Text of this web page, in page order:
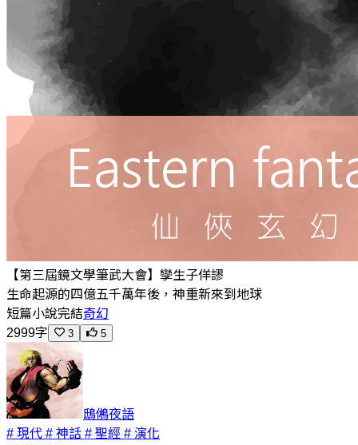
【第三屆鏡文學筆武大會】孿生子佯謬
生命起源的四億五千萬年後，神重新來到地球
短篇小說完結奇幻
2999字
3 5
鴟鵂夜語
# 現代 # 神話 # 聖經 # 演化